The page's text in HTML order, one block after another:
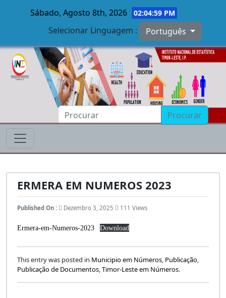
Skip to main content
Sábado, Agosto 8th, 2026 02:05:00 PM
Selecionar Linguagem : Português
Procurar
ERMERA EM NUMEROS 2023
Published On : Dezembro 3, 2025 111 Views
Ermera-em-Numeros-2023 Download
This entry was posted in Municipio em Números, Publicação,
Publicação de Documentos,Timor-Leste em Números.